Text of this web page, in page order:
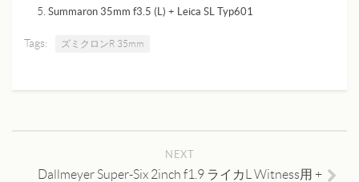
Summaron 35mm f3.5 (L) + Leica SL Typ601
Tags: ズミクロンR 35mm
NEXT
Dallmeyer Super-Six 2inch f1.9 ライカL Witness用 +